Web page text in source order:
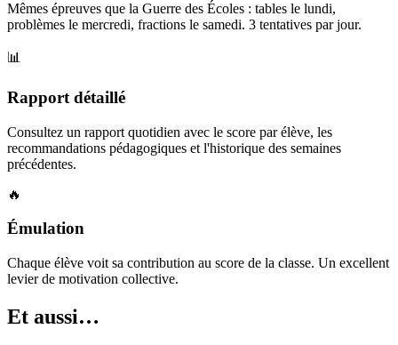
Mêmes épreuves que la Guerre des Écoles : tables le lundi,
problèmes le mercredi, fractions le samedi. 3 tentatives par jour.
📊
Rapport détaillé
Consultez un rapport quotidien avec le score par élève, les
recommandations pédagogiques et l'historique des semaines
précédentes.
🔥
Émulation
Chaque élève voit sa contribution au score de la classe. Un excellent
levier de motivation collective.
Et aussi…